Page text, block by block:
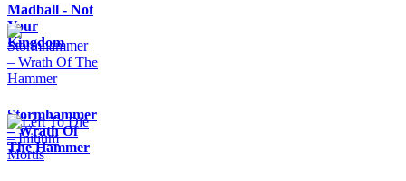
Madball - Not
Your
Kingdom
Stormhammer
– Wrath Of
The Hammer